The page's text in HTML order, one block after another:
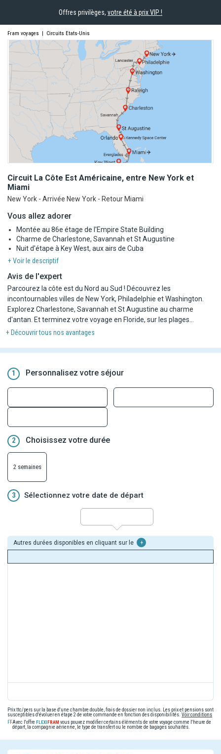
Offres privilèges, votre été à prix VIP !
Fram voyages | Circuits Etats-Unis
Circuit La Côte Est Américaine, entre New York et
Miami
New York - Arrivée New York - Retour Miami
Vous allez adorer
Montée au 86e étage de l'Empire State Building
Charme de Charlestone, Savannah et St Augustine
Nuit d'étape à Key West, aux airs de Cuba
+ Voir le descriptif
Avis de l'expert
Parcourez la côte est du Nord au Sud ! Découvrez les
incontournables villes de New York, Philadelphie et Washington.
Explorez Charlestone, Savannah et St Augustine au charme
d'antan. Et terminez votre voyage en Floride, sur les plages
ensoleillées de Miami et de Key West.
+ Découvrir tous nos avantages
1 Personnalisez votre séjour
2 Choisissez votre durée
2 semaines
3 Sélectionnez votre date de départ
Autres durées disponibles en cliquant sur le +
Prix ttc/pers sur la base d'une chambre double, frais de dossier non inclus. Les prix et pensions sont
susceptibles d'évoluer en étape 2 de votre commande en fonction des disponibilités. Voir conditions
Avec l'offre
vous pouvez modifier certains éléments de votre voyage comme l'heure de
départ, la compagnie aérienne, le type de transfert ou le nombre de bagages souhaités.